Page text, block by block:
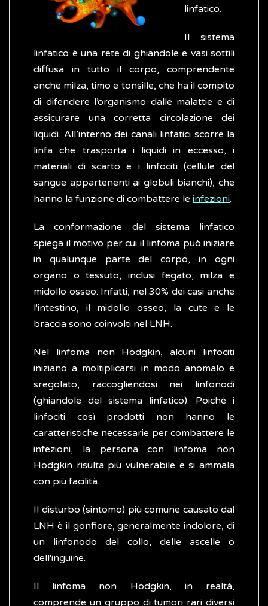
linfatico.
Il sistema
linfatico è una rete di ghiandole e vasi sottili
diffusa in tutto il corpo, comprendente
anche milza, timo e tonsille, che ha il compito
di difendere l’organismo dalle malattie e di
assicurare una corretta circolazione dei
liquidi. All’interno dei canali linfatici scorre la
linfa che trasporta i liquidi in eccesso, i
materiali di scarto e i linfociti (cellule del
sangue appartenenti ai globuli bianchi), che
hanno la funzione di combattere le infezioni.
La conformazione del sistema linfatico
spiega il motivo per cui il linfoma può iniziare
in qualunque parte del corpo, in ogni
organo o tessuto, inclusi fegato, milza e
midollo osseo. Infatti, nel 30% dei casi anche
l'intestino, il midollo osseo, la cute e le
braccia sono coinvolti nel LNH.
Nel linfoma non Hodgkin, alcuni linfociti
iniziano a moltiplicarsi in modo anomalo e
sregolato, raccogliendosi nei linfonodi
(ghiandole del sistema linfatico). Poiché i
linfociti così prodotti non hanno le
caratteristiche necessarie per combattere le
infezioni, la persona con linfoma non
Hodgkin risulta più vulnerabile e si ammala
con più facilità.
Il disturbo (sintomo) più comune causato dal
LNH è il gonfiore, generalmente indolore, di
un linfonodo del collo, delle ascelle o
dell'inguine.
Il linfoma non Hodgkin, in realtà,
comprende un gruppo di tumori rari diversi